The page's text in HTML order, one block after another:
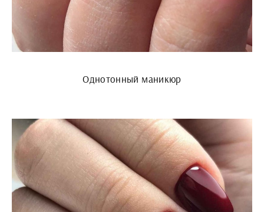
Однотонный маникюр